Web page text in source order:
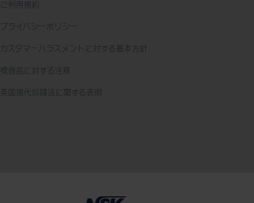
ご利用規約
プライバシーポリシー
カスタマーハラスメントに対する基本方針
模倣品に対する注意
英国現代奴隷法に関する表明